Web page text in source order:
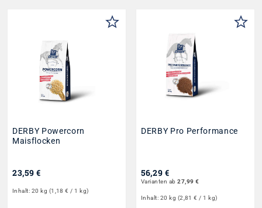
DERBY Powercorn
Maisflocken
23,59 €
Inhalt: 20 kg (1,18 € / 1 kg)
DERBY Pro Performance
56,29 €
Varianten ab 27,99 €
Inhalt: 20 kg (2,81 € / 1 kg)